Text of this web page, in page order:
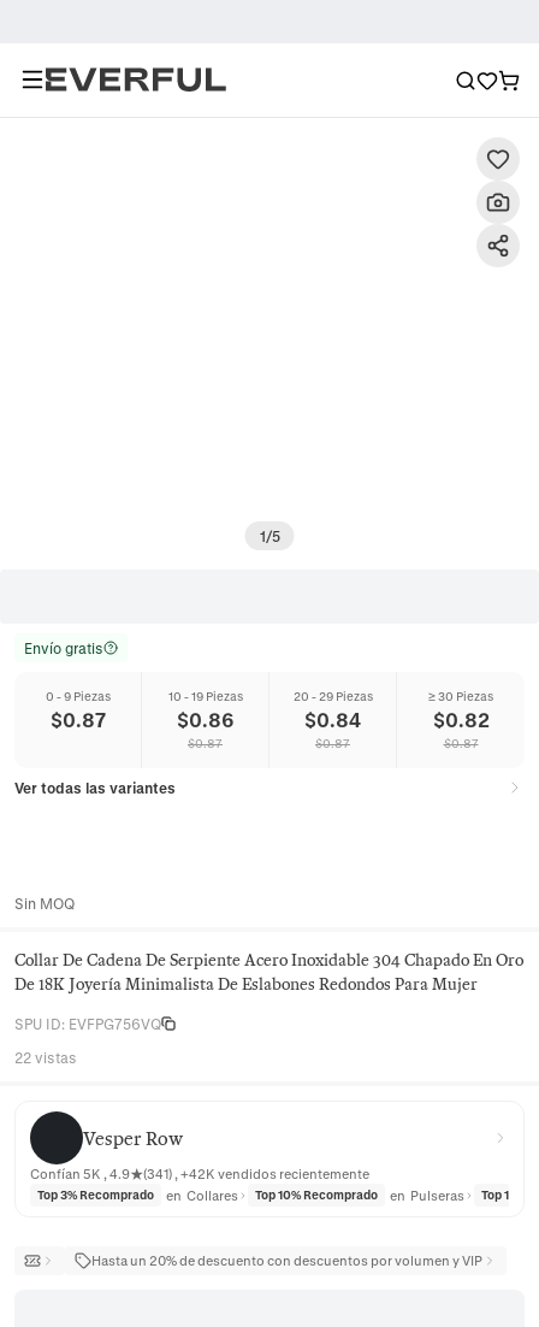
1/5
Envío gratis
0 - 9 Piezas
$0.87
10 - 19 Piezas
$0.86
$0.87
20 - 29 Piezas
$0.84
$0.87
≥ 30 Piezas
$0.82
$0.87
Ver todas las variantes
Sin MOQ
Collar De Cadena De Serpiente Acero Inoxidable 304 Chapado En Oro
De 18K Joyería Minimalista De Eslabones Redondos Para Mujer
SPU ID: EVFPG756VQ
22 vistas
Vesper Row
Vesper Row
Confían 5K , 4.9★(341) , +42K vendidos recientemente
Top 3% Recomprado en Collares Top 10% Recomprado en Pulseras Top 10%
Hasta un 20% de descuento con descuentos por volumen y VIP